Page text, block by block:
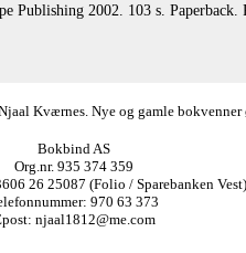
Publishing 2002. 103 s. Paperback.
Kværnes. Nye og gamle
Bokbind AS
Org.nr. 935 374 359
26 25087 (Folio / Sparebanken Vest)
970 63 373
njaal1812@me.com